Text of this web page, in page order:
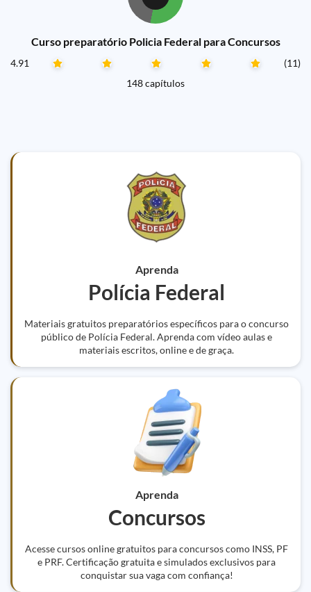
Curso preparatório Policia Federal para Concursos
4.91
(11)
148 capítulos
Aprenda
Polícia Federal
Materiais gratuitos preparatórios específicos para o concurso
público de Polícia Federal. Aprenda com vídeo aulas e
materiais escritos, online e de graça.
Aprenda
Concursos
Acesse cursos online gratuitos para concursos como INSS, PF
e PRF. Certificação gratuita e simulados exclusivos para
conquistar sua vaga com confiança!